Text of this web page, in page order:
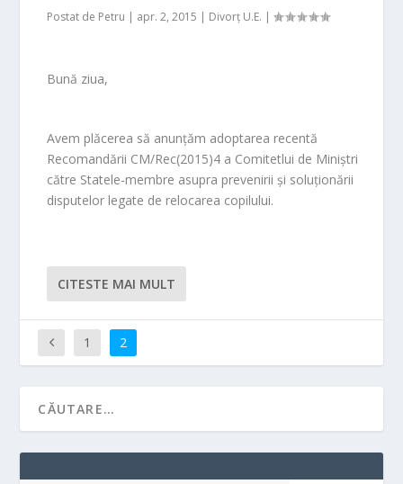
Postat de Petru | apr. 2, 2015 | Divorț U.E. |
Bună ziua,
Avem plăcerea să anunţăm adoptarea recentă
Recomandării CM/Rec(2015)4 a Comitetlui de Miniștri
către Statele-membre asupra prevenirii și soluționării
disputelor legate de relocarea copilului.
CITESTE MAI MULT
1 2